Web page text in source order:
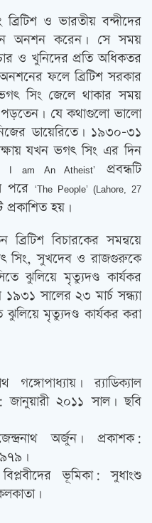
ও ভারতীয় বন্দীদের
অনশন করেন। সে সময়
ও খুনিদের প্রতি অধিকতর
ফলে ব্রিটিশ সরকার
সিং জেলে থাকার সময়
পড়তেন। যে কথাগুলো ভালো
ডায়েরিতে। ১৯৩০-৩১
যখন ভগৎ সিং এর দিন
I am An Atheist’
প্রবন্ধটি
পরে ‘The People’ (Lahore, 27
প্রকাশিত হয়।
বিচারকের সমন্বয়ে
সিং, সুখদেব ও রাজগুরুকে
ঝুলিয়ে মৃত্যুদণ্ড কার্যকর
সালের ২৩ মার্চ সন্ধ্যা
ঝুলিয়ে মৃত্যুদণ্ড কার্যকর করা
র‌্যাডিক্যাল
জানুয়ারী ২০১১ সাল। ছবি
অর্জুন। প্রকাশক:
ভূমিকা: সুধাংশু